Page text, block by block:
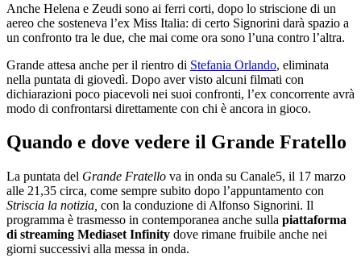
Anche Helena e Zeudi sono ai ferri corti, dopo lo striscione di un
aereo che sosteneva l’ex Miss Italia: di certo Signorini darà spazio a
un confronto tra le due, che mai come ora sono l’una contro l’altra.
Grande attesa anche per il rientro di Stefania Orlando, eliminata
nella puntata di giovedì. Dopo aver visto alcuni filmati con
dichiarazioni poco piacevoli nei suoi confronti, l’ex concorrente avrà
modo di confrontarsi direttamente con chi è ancora in gioco.
Quando e dove vedere il Grande Fratello
La puntata del Grande Fratello va in onda su Canale5, il 17 marzo
alle 21,35 circa, come sempre subito dopo l’appuntamento con
Striscia la notizia, con la conduzione di Alfonso Signorini. Il
programma è trasmesso in contemporanea anche sulla piattaforma
di streaming Mediaset Infinity dove rimane fruibile anche nei
giorni successivi alla messa in onda.